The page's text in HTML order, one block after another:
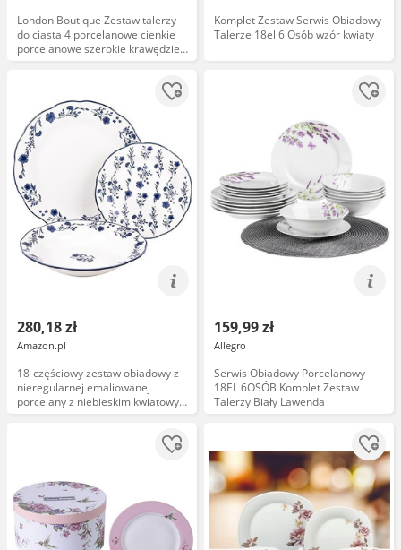
London Boutique Zestaw talerzy
do ciasta 4 porcelanowe cienkie
porcelanowe szerokie krawędzie
Shabby Chic (ptak róża motyl)
Komplet Zestaw Serwis Obiadowy
Talerze 18el 6 Osób wzór kwiaty
280,18 zł
Amazon.pl
18-częściowy zestaw obiadowy z
nieregularnej emaliowanej
porcelany z niebieskim kwiatowym
akcentem. Przeznaczony do
159,99 zł
Allegro
Serwis Obiadowy Porcelanowy
18EL 6OSÓB Komplet Zestaw
Talerzy Biały Lawenda